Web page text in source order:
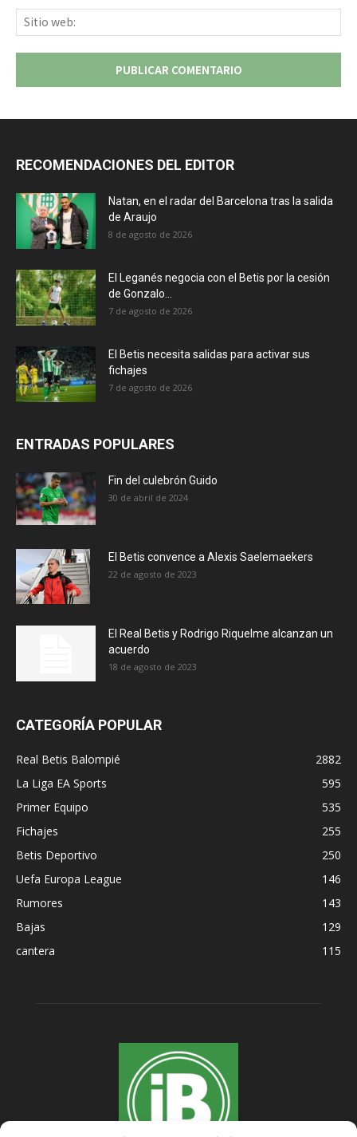
RECOMENDACIONES DEL EDITOR
Natan, en el radar del Barcelona tras la salida
de Araujo
8 de agosto de 2026
El Leganés negocia con el Betis por la cesión
de Gonzalo...
7 de agosto de 2026
El Betis necesita salidas para activar sus
fichajes
7 de agosto de 2026
ENTRADAS POPULARES
Fin del culebrón Guido
30 de abril de 2024
El Betis convence a Alexis Saelemaekers
22 de agosto de 2023
El Real Betis y Rodrigo Riquelme alcanzan un
acuerdo
18 de agosto de 2023
CATEGORÍA POPULAR
Real Betis Balompié
2882
La Liga EA Sports
595
Primer Equipo
535
Fichajes
255
Betis Deportivo
250
Uefa Europa League
146
Rumores
143
Bajas
129
cantera
115